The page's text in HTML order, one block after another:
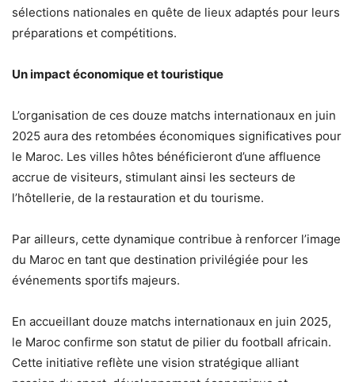
sélections nationales en quête de lieux adaptés pour leurs
préparations et compétitions.
Un impact économique et touristique
L’organisation de ces douze matchs internationaux en juin
2025 aura des retombées économiques significatives pour
le Maroc. Les villes hôtes bénéficieront d’une affluence
accrue de visiteurs, stimulant ainsi les secteurs de
l’hôtellerie, de la restauration et du tourisme.
Par ailleurs, cette dynamique contribue à renforcer l’image
du Maroc en tant que destination privilégiée pour les
événements sportifs majeurs.
En accueillant douze matchs internationaux en juin 2025,
le Maroc confirme son statut de pilier du football africain.
Cette initiative reflète une vision stratégique alliant